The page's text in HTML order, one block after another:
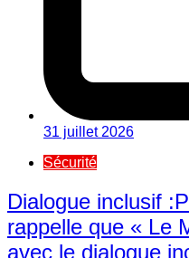
31 juillet 2026
Sécurité
Dialogue inclusif
rappelle que « Le
avec le dialogue